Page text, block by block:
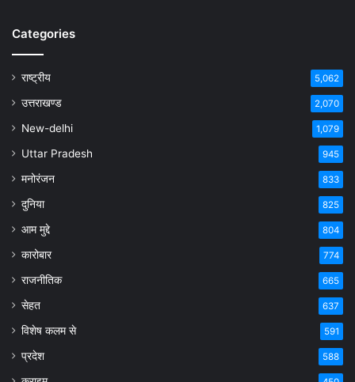
Categories
राष्ट्रीय 5,062
उत्तराखण्ड 2,070
New-delhi 1,079
Uttar Pradesh 945
मनोरंजन 833
दुनिया 825
आम मुद्दे 804
कारोबार 774
राजनीतिक 665
सेहत 637
विशेष कलम से 591
प्रदेश 588